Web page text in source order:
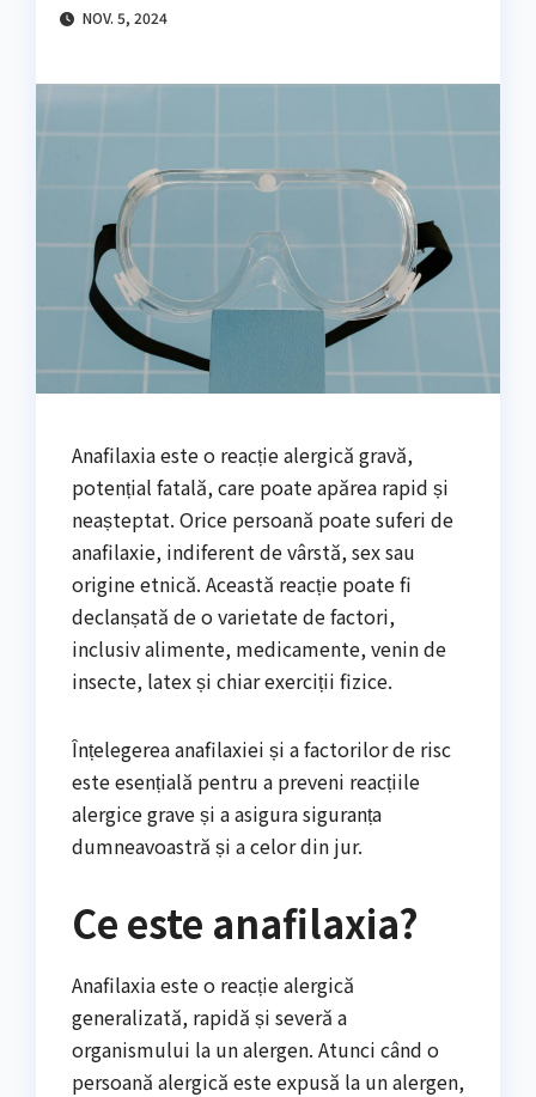
NOV. 5, 2024
Anafilaxia este o reacție alergică gravă,
potențial fatală, care poate apărea rapid și
neașteptat. Orice persoană poate suferi de
anafilaxie, indiferent de vârstă, sex sau
origine etnică. Această reacție poate fi
declanșată de o varietate de factori,
inclusiv alimente, medicamente, venin de
insecte, latex și chiar exerciții fizice.
Înțelegerea anafilaxiei și a factorilor de risc
este esențială pentru a preveni reacțiile
alergice grave și a asigura siguranța
dumneavoastră și a celor din jur.
Ce este anafilaxia?
Anafilaxia este o reacție alergică
generalizată, rapidă și severă a
organismului la un alergen. Atunci când o
persoană alergică este expusă la un alergen,